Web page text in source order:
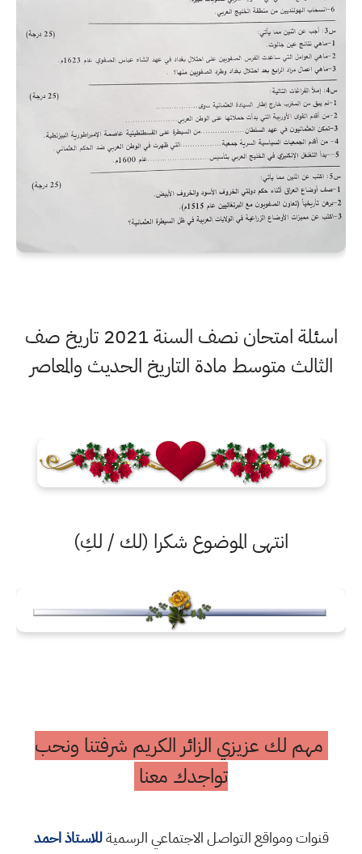
اسئلة امتحان نصف السنة 2021 تاريخ صف
الثالث متوسط مادة التاريخ الحديث والمعاصر
انتهى الموضوع شكرا (لك / لكِ)
مهم لك عزيزي الزائر الكريم شرفتنا ونحب
تواجدك معنا
قنوات ومواقع التواصل الاجتماعي الرسميةللاستاذ احمد